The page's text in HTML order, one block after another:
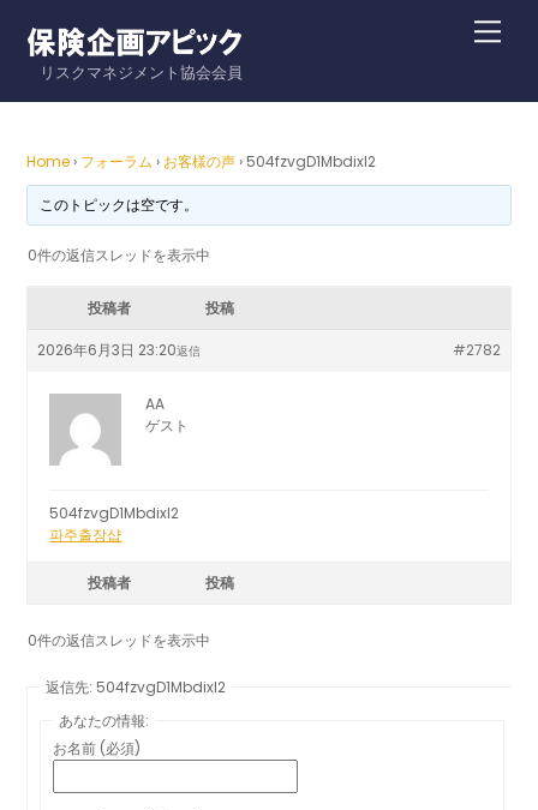
contentリスクマネジメント協会会員
Home › フォーラム › お客様の声 › 504fzvgD1MbdixI2
このトピックは空です。
0件の返信スレッドを表示中
投稿者 投稿
2026年6月3日 23:20 #2782
返信
AA
ゲスト
504fzvgD1MbdixI2
파주출장샵
投稿者 投稿
0件の返信スレッドを表示中
返信先: 504fzvgD1MbdixI2
あなたの情報:
お名前 (必須)